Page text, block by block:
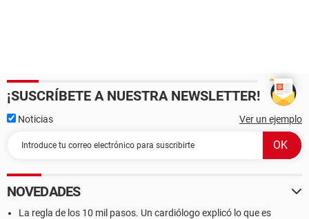
¡SUSCRÍBETE A NUESTRA NEWSLETTER!
Noticias Ver un ejemplo
NOVEDADES
La regla de los 10 mil pasos. Un cardiólogo explicó lo que es